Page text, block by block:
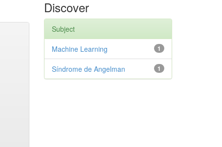
Discover
Subject
1
Machine Learning
1
Síndrome de Angelman